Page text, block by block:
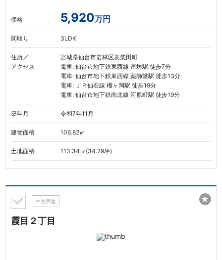
価格 5,920万円
間取り 3LDK
住所／
アクセス
宮城県仙台市若林区表柴田町
電車: 仙台市地下鉄東西線 連坊駅 徒歩7分
電車: 仙台市地下鉄東西線 薬師堂駅 徒歩13分
電車: ＪＲ仙石線 榴ヶ岡駅 徒歩19分
電車: 仙台市地下鉄南北線 河原町駅 徒歩19分
築年月 令和7年11月
建物面積 106.82㎡
土地面積 113.34㎡(34.29坪)
中古戸建
霞目２丁目
★